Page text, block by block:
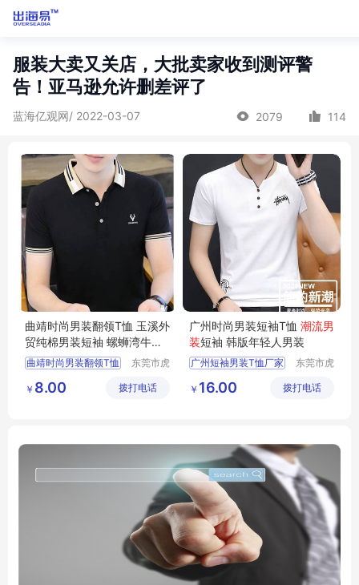
服装大卖又关店，大批卖家收到测评警
告！亚马逊允许删差评了
蓝海亿观网/ 2022-03-07 2079 114
曲靖时尚男装翻领T恤 玉溪外
贸纯棉男装短袖 螺蛳湾牛仔
男装长裤
曲靖时尚男装翻领T恤
螺蛳湾牛仔男装长裤
东莞市虎
饰经营部
￥ 8.00 拨打电话
广州时尚男装短袖T恤 潮流男
装短袖 韩版年轻人男装
广州短袖男装T恤厂家
广州时尚男装厂家
东莞市虎
饰经营部
￥ 16.00 拨打电话